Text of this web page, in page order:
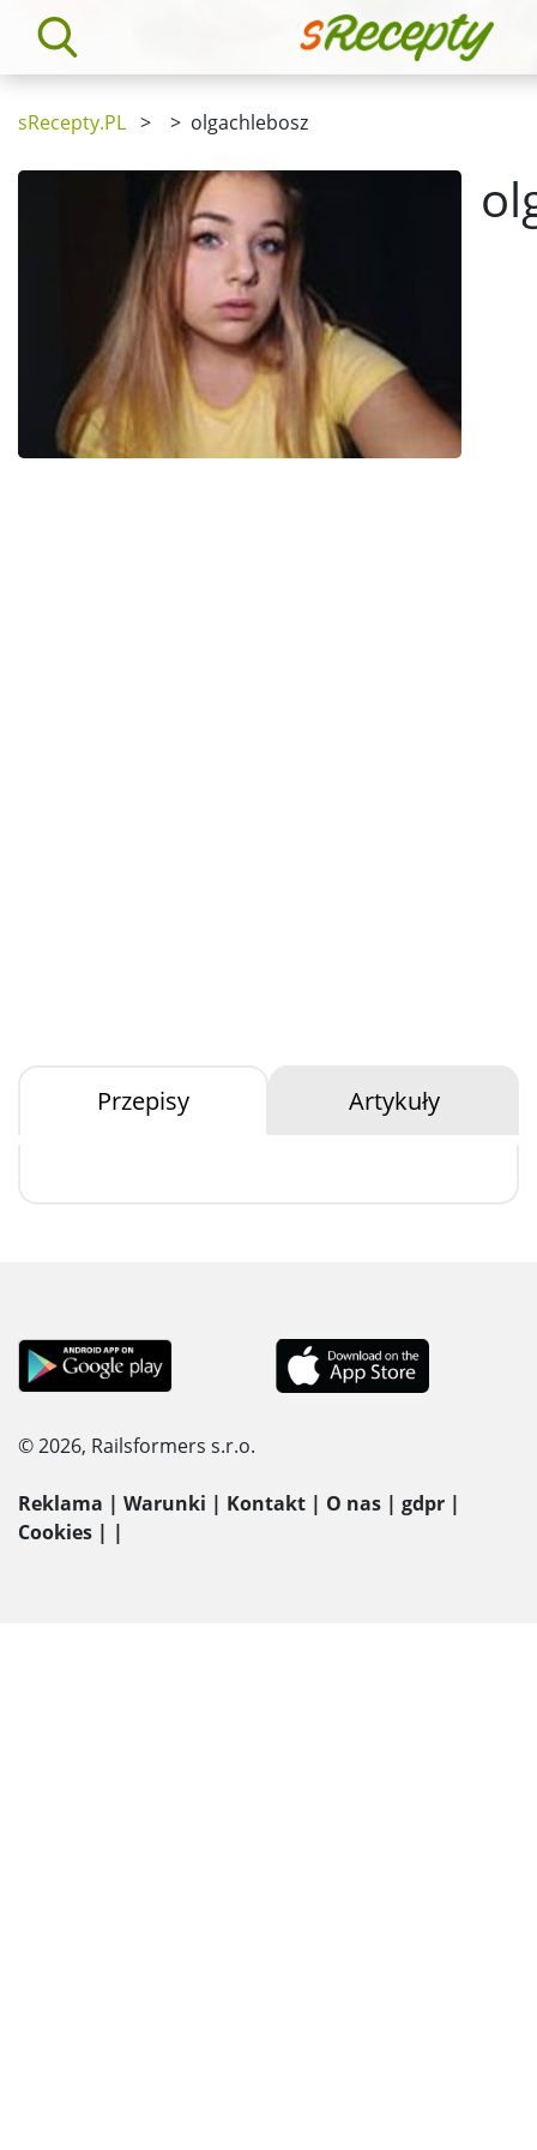
sRecepty.PL > > olgachlebosz
Przepisy Artykuły
© 2026, Railsformers s.r.o.
Reklama | Warunki | Kontakt | O nas | gdpr |
Cookies | |